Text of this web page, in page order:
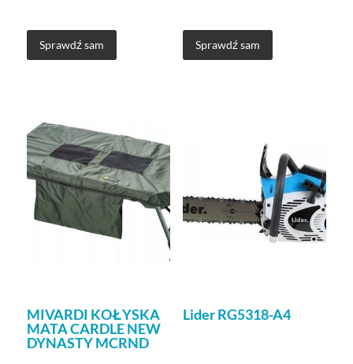
Sprawdź sam Sprawdź sam
MIVARDI KOŁYSKA
MATA CARDLE NEW
DYNASTY MCRND
Lider RG5318-A4